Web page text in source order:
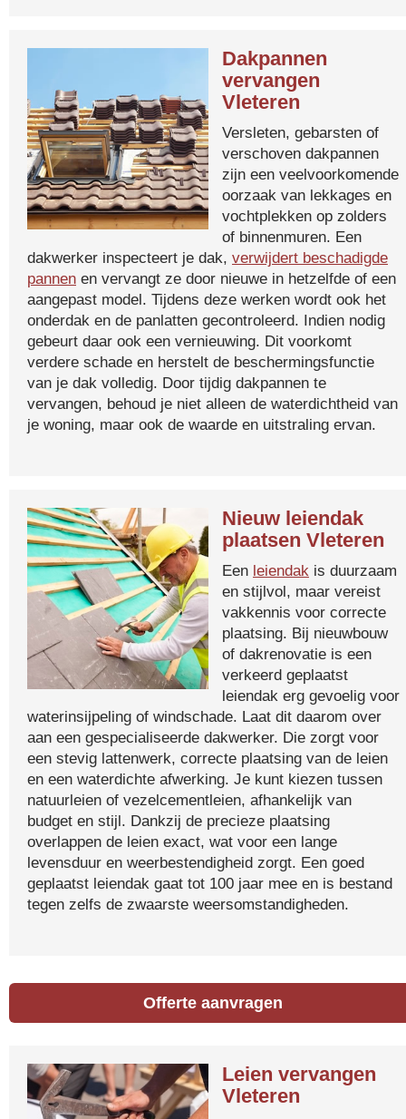
Dakpannen
vervangen
Vleteren
Versleten, gebarsten of
verschoven dakpannen
zijn een veelvoorkomende
oorzaak van lekkages en
vochtplekken op zolders
of binnenmuren. Een
dakwerker inspecteert je dak, verwijdert beschadigde
pannen en vervangt ze door nieuwe in hetzelfde of een
aangepast model. Tijdens deze werken wordt ook het
onderdak en de panlatten gecontroleerd. Indien nodig
gebeurt daar ook een vernieuwing. Dit voorkomt
verdere schade en herstelt de beschermingsfunctie
van je dak volledig. Door tijdig dakpannen te
vervangen, behoud je niet alleen de waterdichtheid van
je woning, maar ook de waarde en uitstraling ervan.
Nieuw leiendak
plaatsen Vleteren
Een leiendak is duurzaam
en stijlvol, maar vereist
vakkennis voor correcte
plaatsing. Bij nieuwbouw
of dakrenovatie is een
verkeerd geplaatst
leiendak erg gevoelig voor
waterinsijpeling of windschade. Laat dit daarom over
aan een gespecialiseerde dakwerker. Die zorgt voor
een stevig lattenwerk, correcte plaatsing van de leien
en een waterdichte afwerking. Je kunt kiezen tussen
natuurleien of vezelcementleien, afhankelijk van
budget en stijl. Dankzij de precieze plaatsing
overlappen de leien exact, wat voor een lange
levensduur en weerbestendigheid zorgt. Een goed
geplaatst leiendak gaat tot 100 jaar mee en is bestand
tegen zelfs de zwaarste weersomstandigheden.
Offerte aanvragen
Leien vervangen
Vleteren